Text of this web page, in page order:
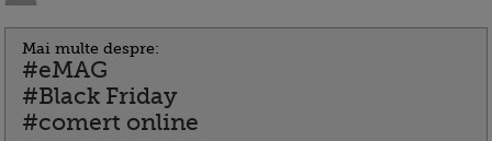
Mai multe despre:
#eMAG
#Black Friday
#comert online